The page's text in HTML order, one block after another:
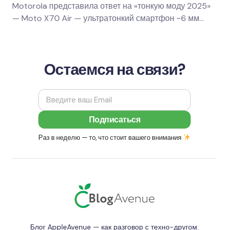
Motorola представила ответ на «тонкую моду 2025»
— Moto X70 Air — ультратонкий смартфон ~6 мм
Остаемся на связи?
Раз в неделю — то, что стоит вашего внимания
Блог AppleAvenue — как разговор с техно-другом.